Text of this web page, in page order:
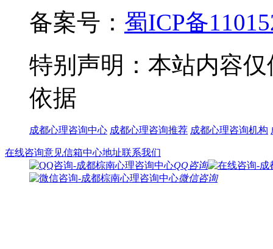
备案号： 蜀ICP备
特别声明：本站内容
依据
成都心理咨询中心 成都心理咨询推荐 成都心理咨询机构
在线咨询意见信箱中心地址联系我们
QQ咨询
微信咨询